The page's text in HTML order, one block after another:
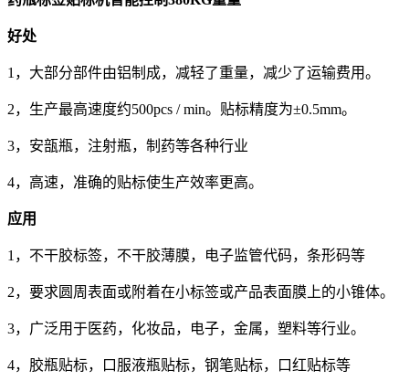
好处
1，大部分部件由铝制成，减轻了重量，减少了运输费用。
2，生产最高速度约500pcs / min。贴标精度为±0.5mm。
3，安瓿瓶，注射瓶，制药等各种行业
4，高速，准确的贴标使生产效率更高。
应用
1，不干胶标签，不干胶薄膜，电子监管代码，条形码等
2，要求圆周表面或附着在小标签或产品表面膜上的小锥体。
3，广泛用于医药，化妆品，电子，金属，塑料等行业。
4，胶瓶贴标，口服液瓶贴标，钢笔贴标，口红贴标等